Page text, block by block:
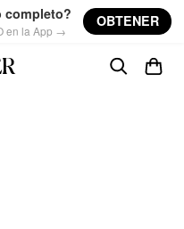
completo?
en la App →
OBTENER